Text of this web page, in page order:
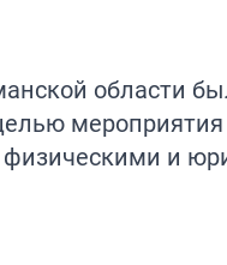
области
физическими и